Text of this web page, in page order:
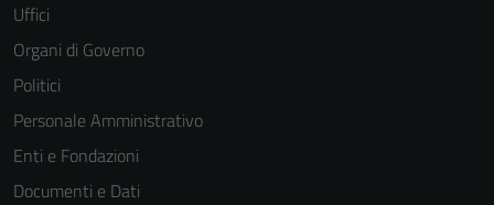
Uffici
Organi di Governo
Politici
Personale Amministrativo
Enti e Fondazioni
Documenti e Dati